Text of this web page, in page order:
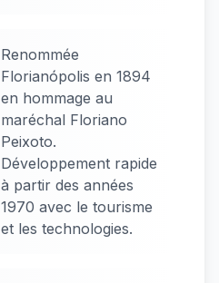
Renommée
Florianópolis en 1894
en hommage au
maréchal Floriano
Peixoto.
Développement rapide
à partir des années
1970 avec le tourisme
et les technologies.